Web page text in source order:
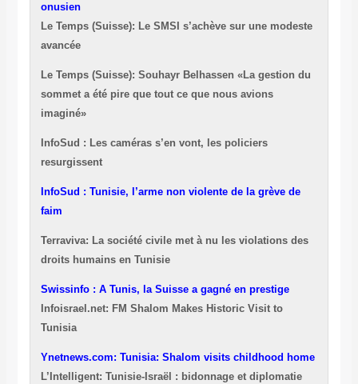
onusien
Le Temps (Suisse): Le SMSI s’achève sur une modeste
avancée
Le Temps (Suisse): Souhayr Belhassen «La gestion du
sommet a été pire que tout ce que nous avions
imaginé»
InfoSud : Les caméras s’en vont, les policiers
resurgissent
InfoSud : Tunisie, l’arme non violente de la grève de
faim
Terraviva: La société civile met à nu les violations des
droits humains en Tunisie
Swissinfo : A Tunis, la Suisse a gagné en prestige
Infoisrael.net: FM Shalom Makes Historic Visit to
Tunisia
Ynetnews.com: Tunisia: Shalom visits childhood home
L’Intelligent: Tunisie-Israël : bidonnage et diplomatie